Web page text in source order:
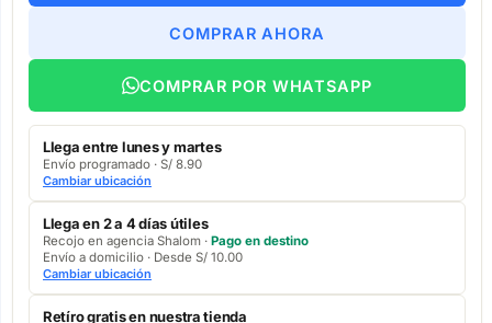
COMPRAR AHORA
COMPRAR POR WHATSAPP
Llega entre lunes y martes
Envío programado · S/ 8.90
Cambiar ubicación
Llega en 2 a 4 días útiles
Recojo en agencia Shalom · Pago en destino
Envío a domicilio · Desde S/ 10.00
Cambiar ubicación
Retíro gratis en nuestra tienda